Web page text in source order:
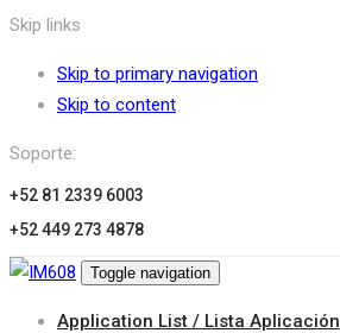
Skip links
Skip to primary navigation
Skip to content
Soporte:
+52 81 2339 6003
+52 449 273 4878
Toggle navigation
Application List / Lista Aplicación